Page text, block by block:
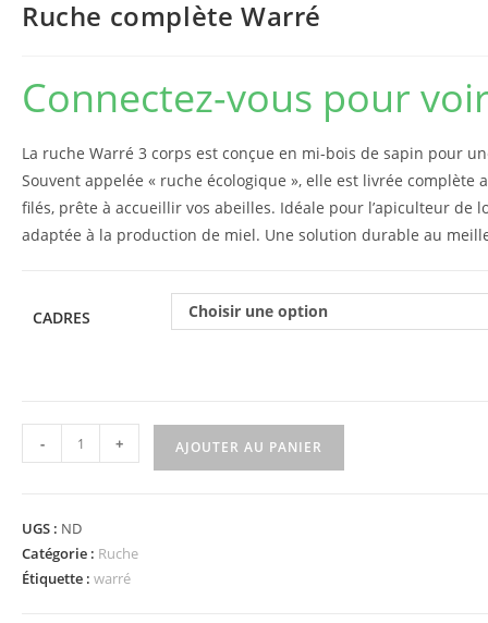
Ruche complète Warré
Connectez-vous pour
La ruche Warré 3 corps est conçue en mi-bois de sapin pour
Souvent appelée « ruche écologique », elle est livrée complète
filés, prête à accueillir vos abeilles. Idéale pour l’apiculteur de
adaptée à la production de miel. Une solution durable au
CADRES Choisir une option
- + AJOUTER AU PANIER
UGS : ND
Catégorie : Ruche
Étiquette : warré